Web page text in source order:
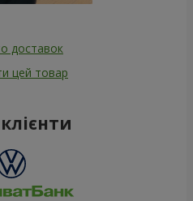
доставок
цей товар